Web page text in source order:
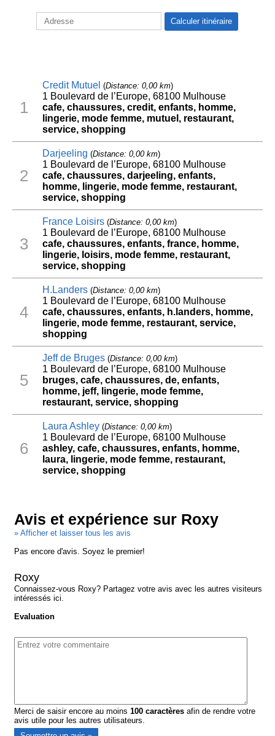
1
Credit Mutuel (Distance: 0,00 km)
1 Boulevard de l’Europe, 68100 Mulhouse
cafe, chaussures, credit, enfants, homme,
lingerie, mode femme, mutuel, restaurant,
service, shopping
2
Darjeeling (Distance: 0,00 km)
1 Boulevard de l’Europe, 68100 Mulhouse
cafe, chaussures, darjeeling, enfants,
homme, lingerie, mode femme, restaurant,
service, shopping
3
France Loisirs(Distance: 0,00 km)
1 Boulevard de l’Europe, 68100 Mulhouse
cafe, chaussures, enfants, france, homme,
lingerie, loisirs, mode femme, restaurant,
service, shopping
4
H.Landers(Distance: 0,00 km)
1 Boulevard de l’Europe, 68100 Mulhouse
cafe, chaussures, enfants, h.landers, homme,
lingerie, mode femme, restaurant, service,
shopping
5
Jeff de Bruges(Distance: 0,00 km)
1 Boulevard de l’Europe, 68100 Mulhouse
bruges, cafe, chaussures, de, enfants,
homme, jeff, lingerie, mode femme,
restaurant, service, shopping
6
Laura Ashley(Distance: 0,00 km)
1 Boulevard de l’Europe, 68100 Mulhouse
ashley, cafe, chaussures, enfants, homme,
laura, lingerie, mode femme, restaurant,
service, shopping
Avis et expérience sur Roxy
» Afficher et laisser tous les avis
Pas encore d'avis. Soyez le premier!
Roxy
Connaissez-vous Roxy? Partagez votre avis avec les autres visiteurs
intéressés ici.
Evaluation
Merci de saisir encore au moins100 caractères afin de rendre votre
avis utile pour les autres utilisateurs.